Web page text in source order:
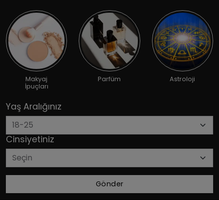
Makyaj
İpuçları
Parfüm Astroloji
Yaş Aralığınız
Cinsiyetiniz
Gönder